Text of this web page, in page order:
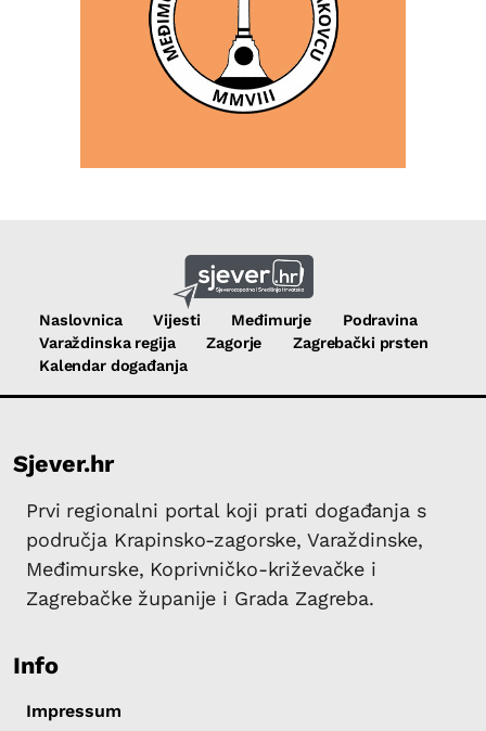
Naslovnica Vijesti Međimurje
Podravina
Varaždinska regija
Zagorje
Zagrebački prsten
Kalendar događanja
Sjever.hr
Prvi regionalni portal koji prati događanja s
područja Krapinsko-zagorske, Varaždinske,
Međimurske, Koprivničko-križevačke i
Zagrebačke županije i Grada Zagreba.
Info
Impressum